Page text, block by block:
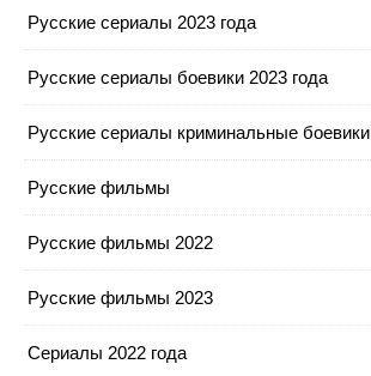
Русские сериалы 2023 года
Русские сериалы боевики 2023 года
Русские сериалы криминальные боевики
Русские фильмы
Русские фильмы 2022
Русские фильмы 2023
Сериалы 2022 года